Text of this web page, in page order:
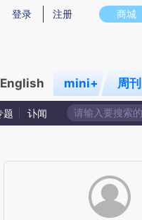
实意图存在偏差。不代表财新观
商城
登录 注册
English mini+ 周刊
题 讣闻